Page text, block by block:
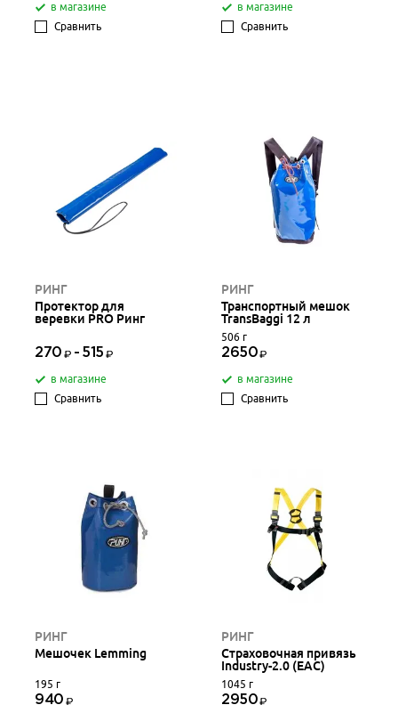
в магазине
Сравнить
в магазине
Сравнить
РИНГ
Протектор для
веревки PRO Ринг
270 - 515
в магазине
Сравнить
РИНГ
Транспортный мешок
TransBaggi 12 л
506 г
2650
в магазине
Сравнить
РИНГ
Мешочек Lemming
195 г
940
РИНГ
Страховочная привязь
Industry-2.0 (EAC)
1045 г
2950